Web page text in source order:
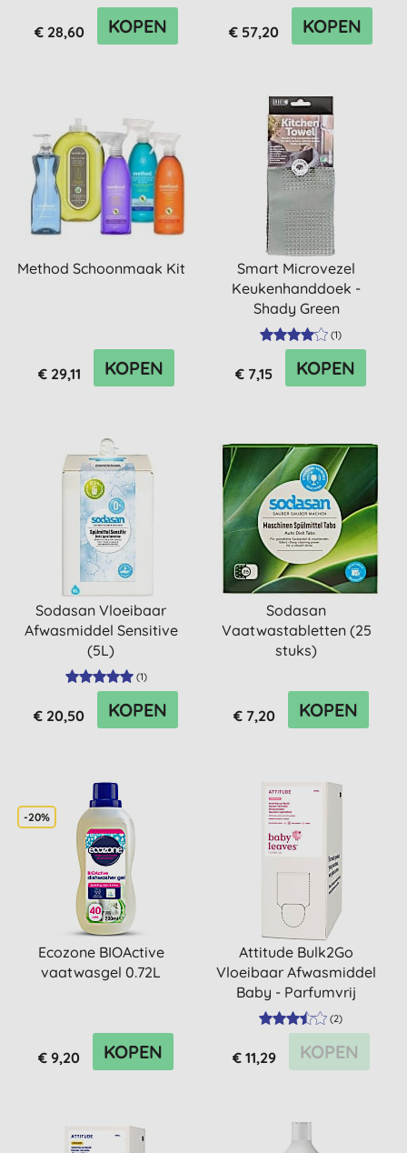
€ 28,60 KOPEN € 57,20 KOPEN
Method Schoonmaak Kit
€ 29,11 KOPEN
Smart Microvezel
Keukenhanddoek -
Shady Green
(1)
€ 7,15 KOPEN
Sodasan Vloeibaar
Afwasmiddel Sensitive
(5L)
(1)
€ 20,50 KOPEN
Sodasan
Vaatwastabletten (25
stuks)
€ 7,20 KOPEN
-20%
Ecozone BIOActive
vaatwasgel 0.72L
€ 9,20 KOPEN
Attitude Bulk2Go
Vloeibaar Afwasmiddel
Baby - Parfumvrij
(2)
€ 11,29 KOPEN